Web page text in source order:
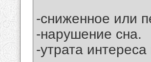
-сниженное или
-нарушение сна.
-утрата